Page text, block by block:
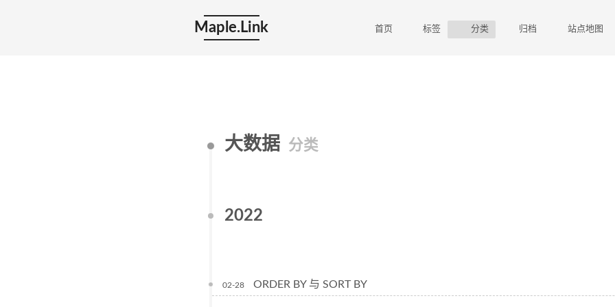
Maple.Link 首页 标签 分类 归档 站点地图
大数据 分类
2022
02-28 ORDER BY 与 SORT BY